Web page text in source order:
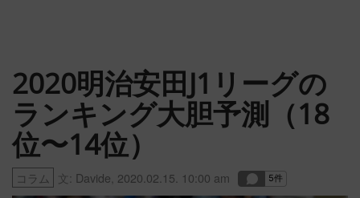
2020明治安田J1リーグの
ランキング大胆予測（18
位〜14位）
コラム 文: Davide 2020.02.15. 10:00 am